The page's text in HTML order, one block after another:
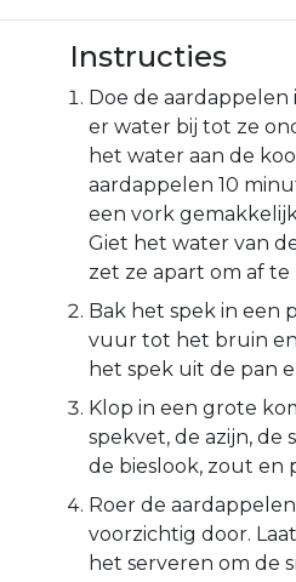
Instructies
Doe de aardappelen
er water bij tot ze
het water aan de
aardappelen 10
een vork
Giet het water van
zet ze apart om af te
Bak het spek in een
vuur tot het bruin en
het spek uit de pan
Klop in een grote
spekvet, de azijn, de
de bieslook, zout en
Roer de
voorzichtig door.
het serveren om de